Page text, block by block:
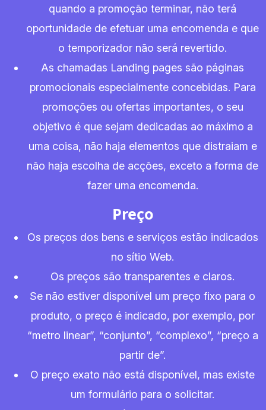
quando a promoção terminar, não terá
oportunidade de efetuar uma encomenda e que
o temporizador não será revertido.
As chamadas Landing pages são páginas
promocionais especialmente concebidas. Para
promoções ou ofertas importantes, o seu
objetivo é que sejam dedicadas ao máximo a
uma coisa, não haja elementos que distraiam e
não haja escolha de acções, exceto a forma de
fazer uma encomenda.
Preço
Os preços dos bens e serviços estão indicados
no sítio Web.
Os preços são transparentes e claros.
Se não estiver disponível um preço fixo para o
produto, o preço é indicado, por exemplo, por
“metro linear”, “conjunto”, “complexo”, “preço a
partir de”.
O preço exato não está disponível, mas existe
um formulário para o solicitar.